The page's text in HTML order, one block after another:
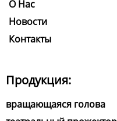
О Нас
Новости
Контакты
Продукция:
вращающаяся голова